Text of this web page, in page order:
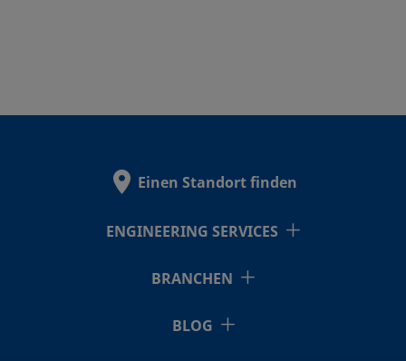
Einen Standort finden
ENGINEERING SERVICES
BRANCHEN
BLOG